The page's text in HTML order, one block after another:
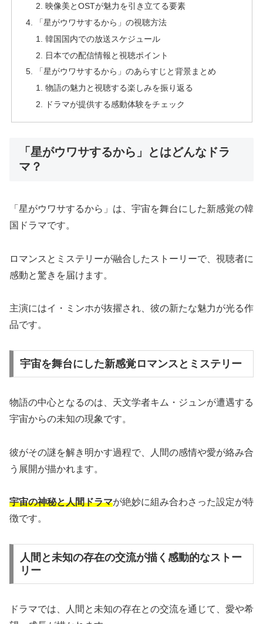
映像美とOSTが魅力を引き立てる要素
「星がウワサするから」の視聴方法
韓国国内での放送スケジュール
日本での配信情報と視聴ポイント
「星がウワサするから」のあらすじと背景まとめ
物語の魅力と視聴する楽しみを振り返る
ドラマが提供する感動体験をチェック
「星がウワサするから」とはどんなドラ
マ？
「星がウワサするから」は、宇宙を舞台にした新感覚の韓
国ドラマです。
ロマンスとミステリーが融合したストーリーで、視聴者に
感動と驚きを届けます。
主演にはイ・ミンホが抜擢され、彼の新たな魅力が光る作
品です。
宇宙を舞台にした新感覚ロマンスとミステリー
物語の中心となるのは、天文学者キム・ジュンが遭遇する
宇宙からの未知の現象です。
彼がその謎を解き明かす過程で、人間の感情や愛が絡み合
う展開が描かれます。
宇宙の神秘と人間ドラマが絶妙に組み合わさった設定が特
徴です。
人間と未知の存在の交流が描く感動的なストー
リー
ドラマでは、人間と未知の存在との交流を通じて、愛や希